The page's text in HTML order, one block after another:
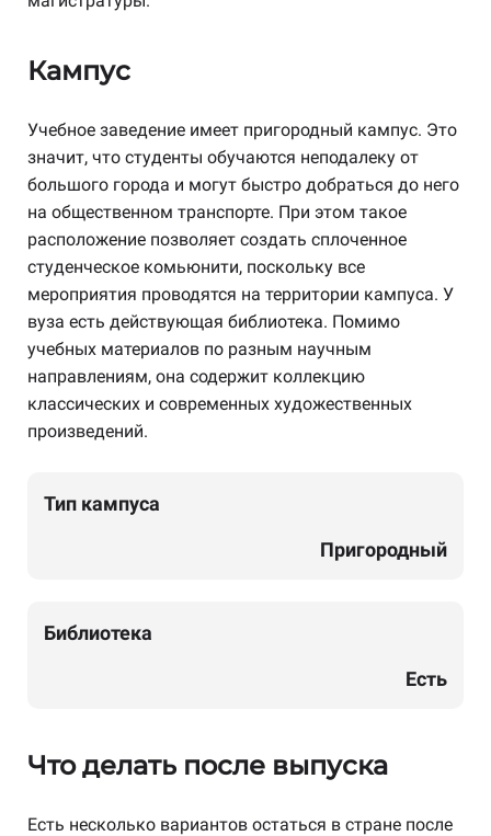
Кампус
Учебное заведение имеет пригородный кампус. Это
значит, что студенты обучаются неподалеку от
большого города и могут быстро добраться до него
на общественном транспорте. При этом такое
расположение позволяет создать сплоченное
студенческое комьюнити, поскольку все
мероприятия проводятся на территории кампуса. У
вуза есть действующая библиотека. Помимо
учебных материалов по разным научным
направлениям, она содержит коллекцию
классических и современных художественных
произведений.
Тип кампуса
Пригородный
Библиотека
Есть
Что делать после выпуска
Есть несколько вариантов остаться в стране после